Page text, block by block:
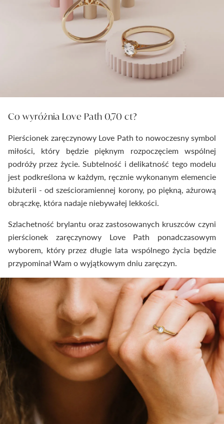
Co wyróżnia Love Path 0,70 ct?
Pierścionek zaręczynowy Love Path to nowoczesny symbol
miłości, który będzie pięknym rozpoczęciem wspólnej
podróży przez życie. Subtelność i delikatność tego modelu
jest podkreślona w każdym, ręcznie wykonanym elemencie
biżuterii - od sześcioramiennej korony, po piękną, ażurową
obrączkę, która nadaje niebywałej lekkości.
Szlachetność brylantu oraz zastosowanych kruszców czyni
pierścionek zaręczynowy Love Path ponadczasowym
wyborem, który przez długie lata wspólnego życia będzie
przypominał Wam o wyjątkowym dniu zaręczyn.